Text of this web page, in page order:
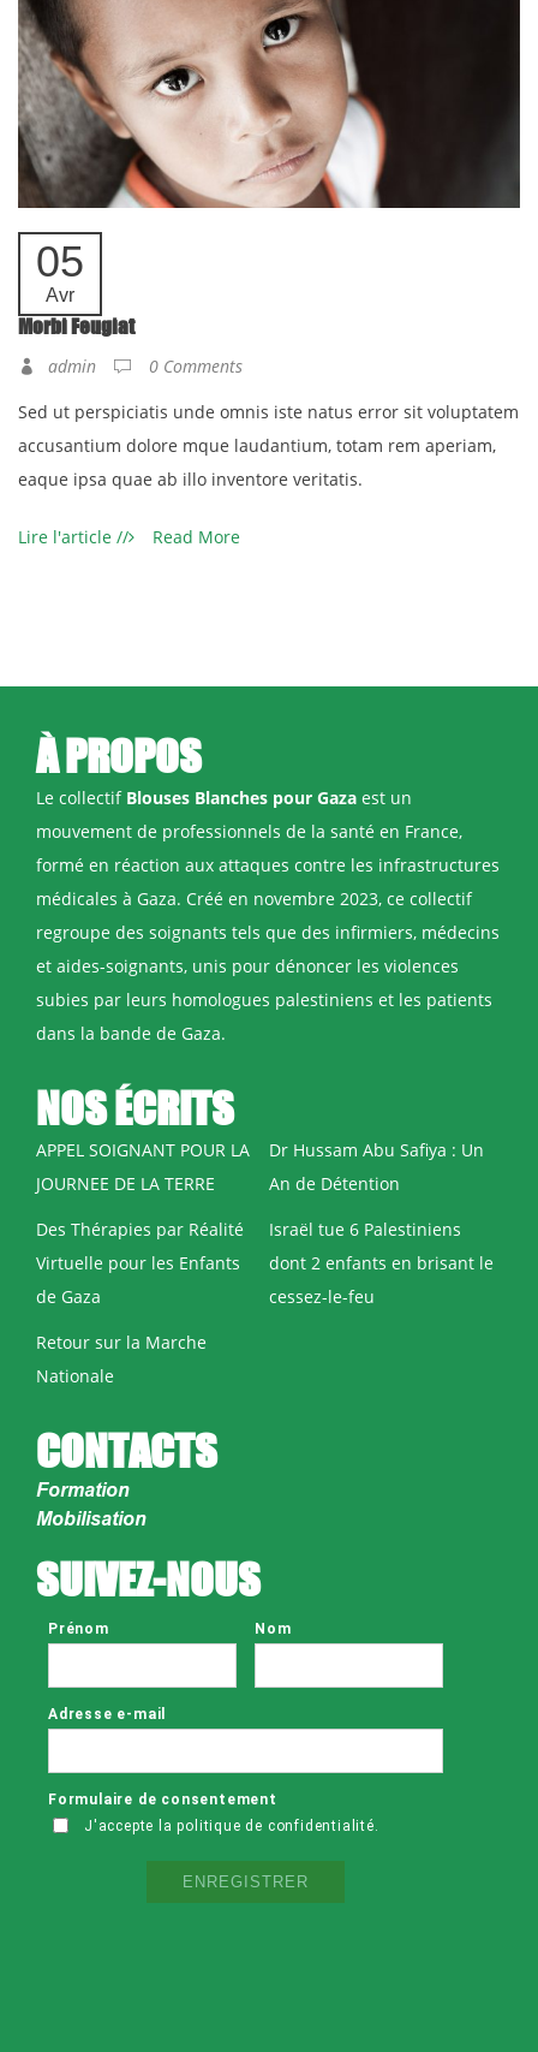
05
Avr
Morbi Feugiat
admin
0 Comments
Sed ut perspiciatis unde omnis iste natus error sit voluptatem
accusantium dolore mque laudantium, totam rem aperiam,
eaque ipsa quae ab illo inventore veritatis.
Read More
À PROPOS
Le collectif Blouses Blanches pour Gaza est un
mouvement de professionnels de la santé en France,
formé en réaction aux attaques contre les infrastructures
médicales à Gaza. Créé en novembre 2023, ce collectif
regroupe des soignants tels que des infirmiers, médecins
et aides-soignants, unis pour dénoncer les violences
subies par leurs homologues palestiniens et les patients
dans la bande de Gaza.
NOS ÉCRITS
APPEL SOIGNANT POUR LA
JOURNEE DE LA TERRE
Dr Hussam Abu Safiya : Un
An de Détention
Des Thérapies par Réalité
Virtuelle pour les Enfants
de Gaza
Israël tue 6 Palestiniens
dont 2 enfants en brisant le
cessez-le-feu
Retour sur la Marche
Nationale
CONTACTS
Formation
Mobilisation
SUIVEZ-NOUS